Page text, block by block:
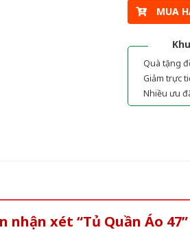
MUA
Quà tặng
Giảm trực
Nhiều ưu
nhận xét “Tủ Quần Áo 47”